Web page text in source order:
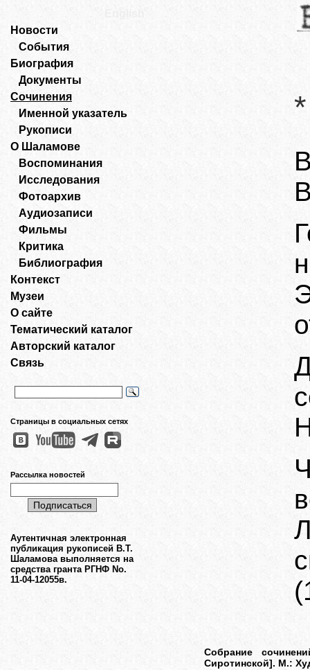
Новости
События
Биография
Документы
Сочинения
Именной указатель
Рукописи
О Шаламове
Воспоминания
Исследования
Фотоархив
Аудиозаписи
Фильмы
Критика
Библиография
Контекст
Музеи
О сайте
Тематический каталог
Авторский каталог
Связь
Страницы в социальных сетях
Рассылка новостей
Аутентичная электронная
публикация рукописей В.Т.
Шаламова выполняется на
средства гранта РГНФ No.
11-04-12055в.
Собрание
Сиротинской]. М.: